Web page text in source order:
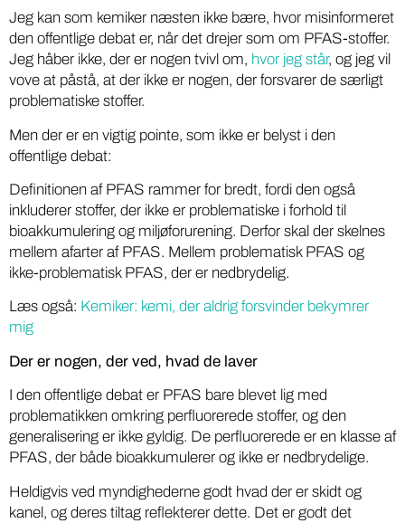
Jeg kan som kemiker næsten ikke bære, hvor misinformeret
den offentlige debat er, når det drejer som om PFAS-stoffer.
Jeg håber ikke, der er nogen tvivl om, hvor jeg står, og jeg vil
vove at påstå, at der ikke er nogen, der forsvarer de særligt
problematiske stoffer.
Men der er en vigtig pointe, som ikke er belyst i den
offentlige debat:
Definitionen af PFAS rammer for bredt, fordi den også
inkluderer stoffer, der ikke er problematiske i forhold til
bioakkumulering og miljøforurening. Derfor skal der skelnes
mellem afarter af PFAS. Mellem problematisk PFAS og
ikke-problematisk PFAS, der er nedbrydelig.
Læs også: Kemiker: kemi, der aldrig forsvinder bekymrer
mig
Der er nogen, der ved, hvad de laver
I den offentlige debat er PFAS bare blevet lig med
problematikken omkring perfluorerede stoffer, og den
generalisering er ikke gyldig. De perfluorerede er en klasse af
PFAS, der både bioakkumulerer og ikke er nedbrydelige.
Heldigvis ved myndighederne godt hvad der er skidt og
kanel, og deres tiltag reflekterer dette. Det er godt det